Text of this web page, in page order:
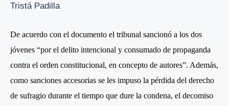
Tristá Padilla
De acuerdo con el documento el tribunal sancionó a los dos
jóvenes “por el delito intencional y consumado de propaganda
contra el orden constitucional, en concepto de autores”. Además,
como sanciones accesorias se les impuso la pérdida del derecho
de sufragio durante el tiempo que dure la condena, el decomiso